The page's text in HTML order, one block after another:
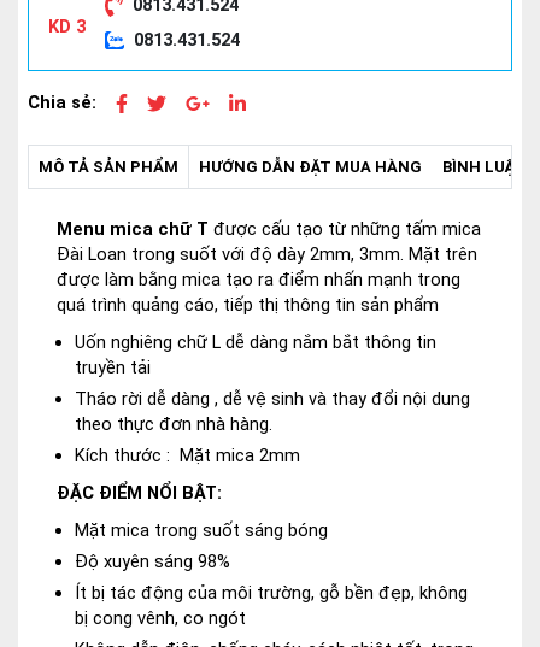
KD 3
0813.431.524
Chia sẻ:
MÔ TẢ SẢN PHẨM HƯỚNG DẪN ĐẶT MUA HÀNG BÌNH LUẬN
Menu mica chữ T được cấu tạo từ những tấm mica
Đài Loan trong suốt với độ dày 2mm, 3mm. Mặt trên
được làm bằng mica tạo ra điểm nhấn mạnh trong
quá trình quảng cáo, tiếp thị thông tin sản phẩm
Uốn nghiêng chữ L dễ dàng nắm bắt thông tin
truyền tải
Tháo rời dễ dàng , dễ vệ sinh và thay đổi nội dung
theo thực đơn nhà hàng.
Kích thước : Mặt mica 2mm
ĐẶC ĐIỂM NỔI BẬT:
Mặt mica trong suốt sáng bóng
Độ xuyên sáng 98%
Ít bị tác động của môi trường, gỗ bền đẹp, không
bị cong vênh, co ngót